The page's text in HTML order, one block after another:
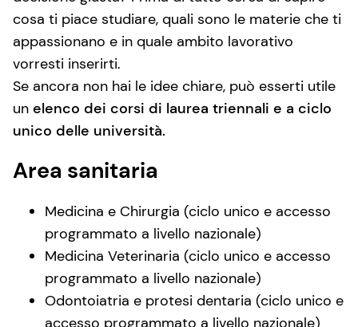
cosa ti piace studiare, quali sono le materie che ti
appassionano e in quale ambito lavorativo
vorresti inserirti.
Se ancora non hai le idee chiare, può esserti utile
un elenco dei corsi di laurea triennali e a ciclo
unico delle università.
Area sanitaria
Medicina e Chirurgia (ciclo unico e accesso
programmato a livello nazionale)
Medicina Veterinaria (ciclo unico e accesso
programmato a livello nazionale)
Odontoiatria e protesi dentaria (ciclo unico e
accesso programmato a livello nazionale)